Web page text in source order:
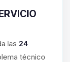
las 24
técnico